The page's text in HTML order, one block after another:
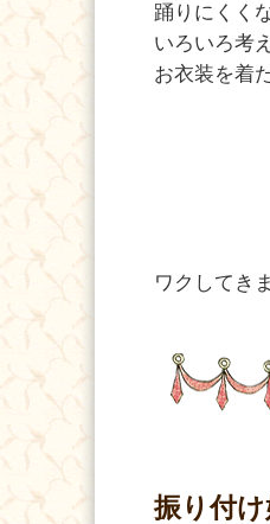
踊りにくく
いろいろ考
お衣装を着
ワクしてき
振り付